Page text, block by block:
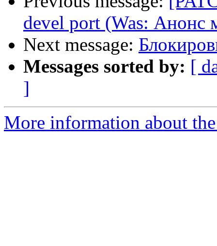
devel port (Was: Анонс
Next message:
Messages sorted by: [
]
More information about